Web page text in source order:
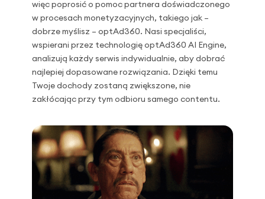
więc poprosić o pomoc partnera doświadczonego
w procesach monetyzacyjnych, takiego jak –
dobrze myślisz – optAd360. Nasi specjaliści,
wspierani przez technologię optAd360 AI Engine,
analizują każdy serwis indywidualnie, aby dobrać
najlepiej dopasowane rozwiązania. Dzięki temu
Twoje dochody zostaną zwiększone, nie
zakłócając przy tym odbioru samego contentu.